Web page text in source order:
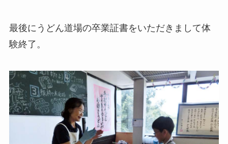
最後にうどん道場の卒業証書をいただきまして体
験終了。